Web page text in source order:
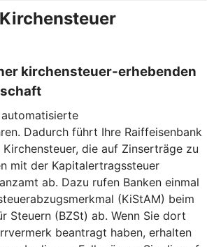
kirchensteuer-erhebenden
Dadurch führt Ihre Raiffeisenbank
Kirchensteuer, die auf Zinserträge zu
mit der Kapitalertragssteuer
ab. Dazu rufen Banken einmal
(KiStAM) beim
Steuern (BZSt) ab. Wenn Sie dort
beantragt haben, erhalten